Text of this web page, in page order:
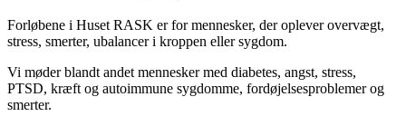
Forløbene i Huset RASK er for mennesker, der oplever overvægt,
stress, smerter, ubalancer i kroppen eller sygdom.
Vi møder blandt andet mennesker med diabetes, angst, stress,
PTSD, kræft og autoimmune sygdomme, fordøjelsesproblemer og
smerter.